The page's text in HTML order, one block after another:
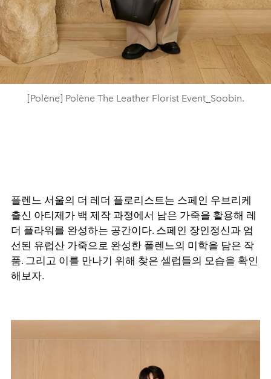
[Polène] Polène The Leather Florist Event_Soobin.
폴렌느 서울의 더 레더 플로리스트는 스페인 우브리케
출신 아티제가 백 제작 과정에서 남은 가죽을 활용해 레
더 플라워를 완성하는 공간이다. 스페인 장인정신과 엄
선된 유럽산 가죽으로 완성한 폴렌느의 미학을 담은 작
품. 그리고 이를 만나기 위해 찾은 셀럽들의 모습을 확인
해보자.